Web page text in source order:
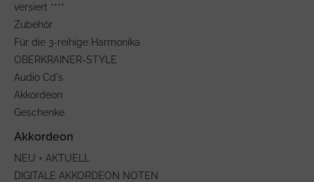
versiert ****
Zubehör
Für die 3-reihige Harmonika
OBERKRAINER-STYLE
Audio Cd's
Akkordeon
Geschenke
NEU + AKTUELL
DIGITALE AKKORDEON NOTEN